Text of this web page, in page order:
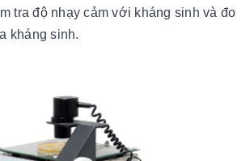
tra độ nhạy cảm với kháng sinh và đo
kháng sinh.